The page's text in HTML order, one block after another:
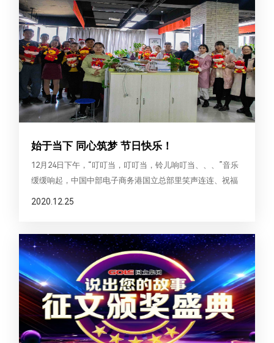
始于当下 同心筑梦 节日快乐！
12月24日下午，“叮叮当，叮叮当，铃儿响叮当、、、”音乐
缓缓响起，中国中部电子商务港国立总部里笑声连连、祝福
2020.12.25